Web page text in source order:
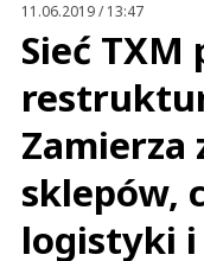
11.06.2019 / 13:47
Sieć TXM
Zamierza
sklepów,
logistyki